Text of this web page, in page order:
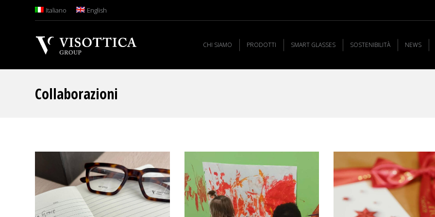
Italiano English
CHI SIAMO PRODOTTI SMART GLASSES SOSTENIBILITÀ NEWS
Collaborazioni